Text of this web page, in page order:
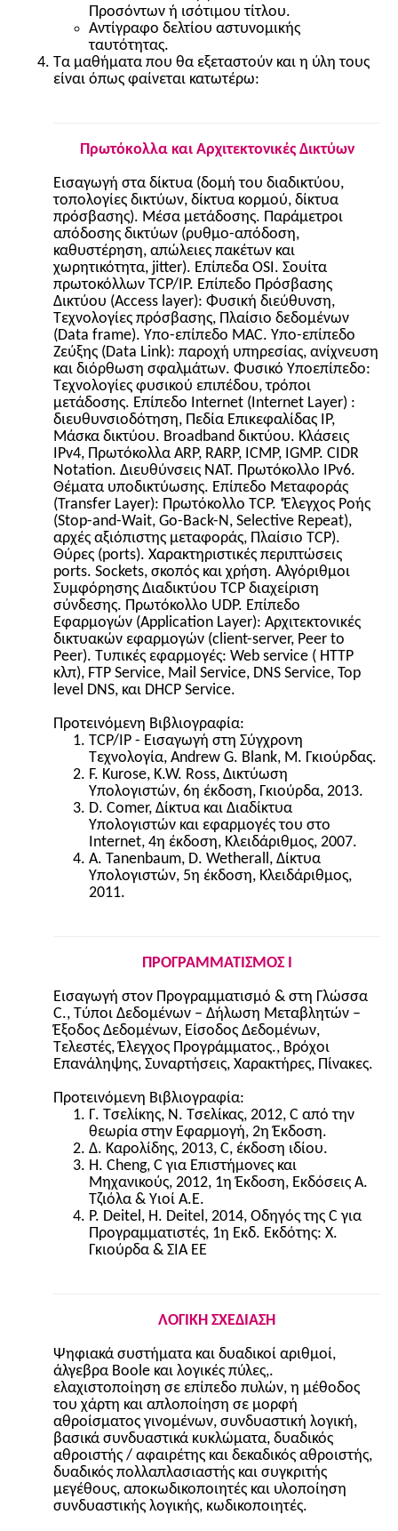
Προσόντων ή ισότιμου τίτλου.
Αντίγραφο δελτίου αστυνομικής
ταυτότητας.
Τα μαθήματα που θα εξεταστούν και η ύλη τους
είναι όπως φαίνεται κατωτέρω:
Πρωτόκολλα και Αρχιτεκτονικές Δικτύων
Εισαγωγή στα δίκτυα (δομή του διαδικτύου,
τοπολογίες δικτύων, δίκτυα κορμού, δίκτυα
πρόσβασης). Μέσα μετάδοσης. Παράμετροι
απόδοσης δικτύων (ρυθμο-απόδοση,
καθυστέρηση, απώλειες πακέτων και
χωρητικότητα, jitter). Επίπεδα OSI. Σουίτα
πρωτοκόλλων TCP/IP. Επίπεδο Πρόσβασης
Δικτύου (Access layer): Φυσική διεύθυνση,
Τεχνολογίες πρόσβασης, Πλαίσιο δεδομένων
(Data frame). Υπο-επίπεδο MAC. Υπο-επίπεδο
Ζεύξης (Data Link): παροχή υπηρεσίας, ανίχνευση
και διόρθωση σφαλμάτων. Φυσικό Υποεπίπεδο:
Τεχνολογίες φυσικού επιπέδου, τρόποι
μετάδοσης. Επίπεδο Internet (Internet Layer) :
διευθυνσιοδότηση, Πεδία Επικεφαλίδας IP,
Μάσκα δικτύου. Broadband δικτύου. Κλάσεις
IPv4, Πρωτόκολλα ARP, RARP, ICMP, IGMP. CIDR
Notation. Διευθύνσεις ΝΑΤ. Πρωτόκολλο IPv6.
Θέματα υποδικτύωσης. Επίπεδο Μεταφοράς
(Transfer Layer): Πρωτόκολλο TCP. ‘Έλεγχος Ροής
(Stop-and-Wait, Go-Back-N, Selective Repeat),
αρχές αξιόπιστης μεταφοράς, Πλαίσιο TCP).
Θύρες (ports). Χαρακτηριστικές περιπτώσεις
ports. Sockets, σκοπός και χρήση. Αλγόριθμοι
Συμφόρησης Διαδικτύου TCP διαχείριση
σύνδεσης. Πρωτόκολλο UDP. Επίπεδο
Εφαρμογών (Application Layer): Αρχιτεκτονικές
δικτυακών εφαρμογών (client-server, Peer to
Peer). Τυπικές εφαρμογές: Web service ( HTTP
κλπ), FTP Service, Mail Service, DNS Service, Top
level DNS, και DHCP Service.
Προτεινόμενη Βιβλιογραφία:
TCP/IP - Εισαγωγή στη Σύγχρονη
Τεχνολογία, Andrew G. Blank, Μ. Γκιούρδας.
F. Kurose, K.W. Ross, Δικτύωση
Υπολογιστών, 6η έκδοση, Γκιούρδα, 2013.
D. Comer, Δίκτυα και Διαδίκτυα
Υπολογιστών και εφαρμογές του στο
Internet, 4η έκδοση, Κλειδάριθμος, 2007.
A. Tanenbaum, D. Wetherall, Δίκτυα
Υπολογιστών, 5η έκδοση, Κλειδάριθμος,
2011.
ΠΡΟΓΡΑΜΜΑΤΙΣΜΟΣ Ι
Εισαγωγή στον Προγραμματισμό & στη Γλώσσα
C., Τύποι Δεδομένων – Δήλωση Μεταβλητών –
Έξοδος Δεδομένων, Είσοδος Δεδομένων,
Τελεστές, Έλεγχος Προγράμματος., Βρόχοι
Επανάληψης, Συναρτήσεις, Χαρακτήρες, Πίνακες.
Προτεινόμενη Βιβλιογραφία:
Γ. Τσελίκης, Ν. Τσελίκας, 2012, C από την
θεωρία στην Εφαρμογή, 2η Έκδοση.
Δ. Καρολίδης, 2013, C, έκδοση ιδίου.
H. Cheng, C για Επιστήμονες και
Μηχανικούς, 2012, 1η Έκδοση, Εκδόσεις Α.
Τζιόλα & Υιοί Α.Ε.
P. Deitel, H. Deitel, 2014, Οδηγός της C για
Προγραμματιστές, 1η Εκδ. Εκδότης: Χ.
Γκιούρδα & ΣΙΑ ΕΕ
ΛΟΓΙΚΗ ΣΧΕΔΙΑΣΗ
Ψηφιακά συστήματα και δυαδικοί αριθμοί,
άλγεβρα Boole και λογικές πύλες,.
ελαχιστοποίηση σε επίπεδο πυλών, η μέθοδος
του χάρτη και απλοποίηση σε μορφή
αθροίσματος γινομένων, συνδυαστική λογική,
βασικά συνδυαστικά κυκλώματα, δυαδικός
αθροιστής / αφαιρέτης και δεκαδικός αθροιστής,
δυαδικός πολλαπλασιαστής και συγκριτής
μεγέθους, αποκωδικοποιητές και υλοποίηση
συνδυαστικής λογικής, κωδικοποιητές.